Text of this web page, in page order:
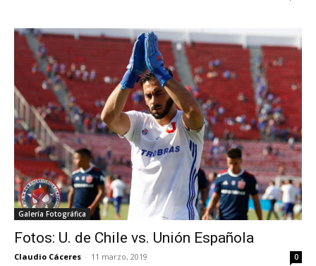
Galería Fotográfica
Fotos: U. de Chile vs. Unión Española
Claudio Cáceres - 11 marzo, 2019 0